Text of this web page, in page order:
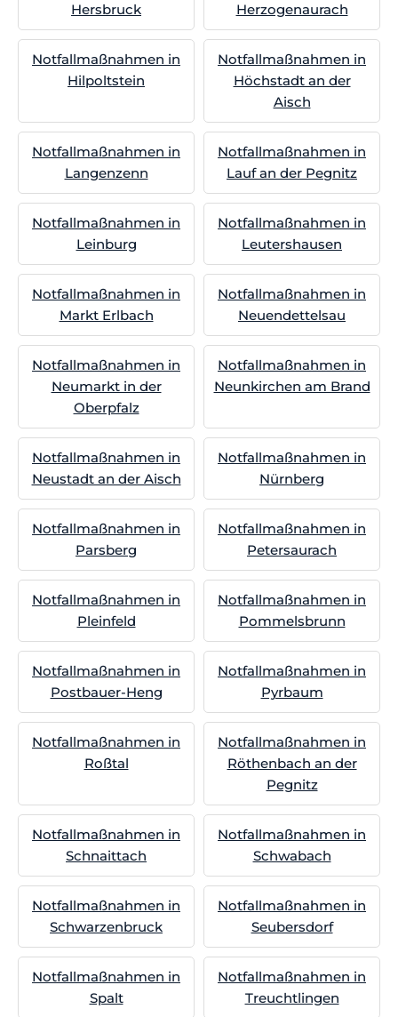
Hersbruck
Herzogenaurach
Notfallmaßnahmen in
Hilpoltstein
Notfallmaßnahmen in
Höchstadt an der
Aisch
Notfallmaßnahmen in
Langenzenn
Notfallmaßnahmen in
Lauf an der Pegnitz
Notfallmaßnahmen in
Leinburg
Notfallmaßnahmen in
Leutershausen
Notfallmaßnahmen in
Markt Erlbach
Notfallmaßnahmen in
Neuendettelsau
Notfallmaßnahmen in
Neumarkt in der
Oberpfalz
Notfallmaßnahmen in
Neunkirchen am Brand
Notfallmaßnahmen in
Neustadt an der Aisch
Notfallmaßnahmen in
Nürnberg
Notfallmaßnahmen in
Parsberg
Notfallmaßnahmen in
Petersaurach
Notfallmaßnahmen in
Pleinfeld
Notfallmaßnahmen in
Pommelsbrunn
Notfallmaßnahmen in
Postbauer-Heng
Notfallmaßnahmen in
Pyrbaum
Notfallmaßnahmen in
Roßtal
Notfallmaßnahmen in
Röthenbach an der
Pegnitz
Notfallmaßnahmen in
Schnaittach
Notfallmaßnahmen in
Schwabach
Notfallmaßnahmen in
Schwarzenbruck
Notfallmaßnahmen in
Seubersdorf
Notfallmaßnahmen in
Spalt
Notfallmaßnahmen in
Treuchtlingen